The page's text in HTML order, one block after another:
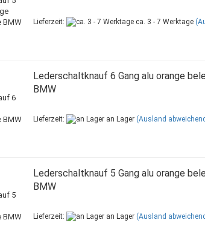
Lieferzeit: ca. 3 - 7 Werktage
Lederschaltknauf 6 Gang alu orange
BMW
Lieferzeit: an Lager (Ausland
Lederschaltknauf 5 Gang alu orange
BMW
Lieferzeit: an Lager (Ausland